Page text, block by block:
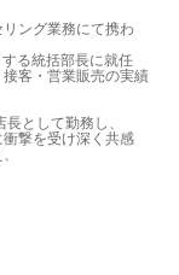
ング業務にて携わ
る統括部長に就任
客・営業販売の実績
として勤務し、
撃を受け深く共感